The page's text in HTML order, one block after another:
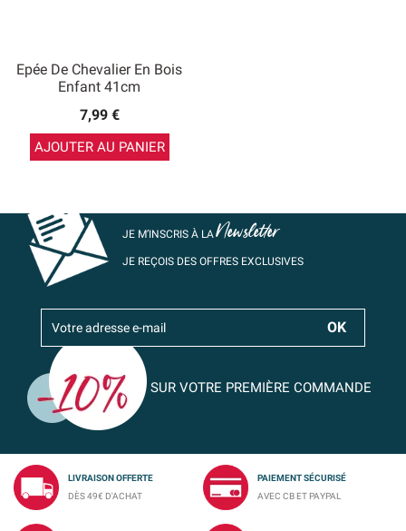
Epée De Chevalier En Bois
Enfant 41cm
7,99 €
AJOUTER AU PANIER
JE M’INSCRIS À LANewsletter
JE REÇOIS DES OFFRES EXCLUSIVES
SUR VOTRE PREMIÈRE COMMANDE
LIVRAISON OFFERTE
DÈS 49€ D'ACHAT
PAIEMENT SÉCURISÉ
AVEC CB ET PAYPAL